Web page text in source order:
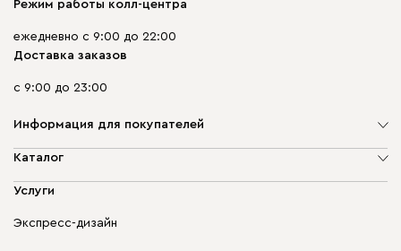
Режим работы колл-центра
ежедневно с 9:00 до 22:00
Доставка заказов
с 9:00 до 23:00
Информация для покупателей
О компании
Доставка и оплата
диван.клуб
Каталог
Мягкая мебель
Бескаркасная мебель
Услуги
Экспресс-дизайн